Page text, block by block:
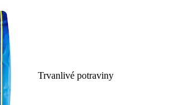
Trvanlivé potraviny